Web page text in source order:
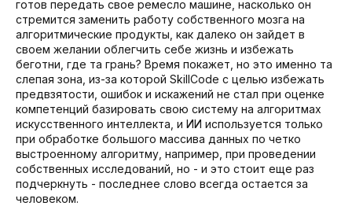
готов передать свое ремесло машине, насколько он
стремится заменить работу собственного мозга на
алгоритмические продукты, как далеко он зайдет в
своем желании облегчить себе жизнь и избежать
беготни, где та грань? Время покажет, но это именно та
слепая зона, из-за которой SkillCode с целью избежать
предвзятости, ошибок и искажений не стал при оценке
компетенций базировать свою систему на алгоритмах
искусственного интеллекта, и ИИ используется только
при обработке большого массива данных по четко
выстроенному алгоритму, например, при проведении
собственных исследований, но - и это стоит еще раз
подчеркнуть - последнее слово всегда остается за
человеком.